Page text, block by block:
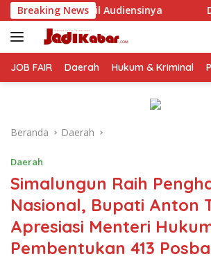
Langsung
ke
konten
Breaking NewsDJP Jawa Timur Gandeng GP
JOB FAIR Daerah Hukum & Kriminal
Beranda Daerah
Daerah
Simalungun Raih
Nasional, Bupati Anton
Apresiasi Menteri
Pembentukan 413